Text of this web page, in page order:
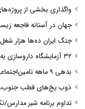
واگذاری بخشی از
جهان در آستانه فاجعه
جنگ ایران ده‌ها هزار شغل
۳۲ آزمایشگاه داروسازی به فضا می‌روند
بدهی ۹ ماهه تامین‌اجتماعی به مراکز دیالیز
ذوب یخ‌های قطب جنوب،
تداوم برنامه شیر مدارس/